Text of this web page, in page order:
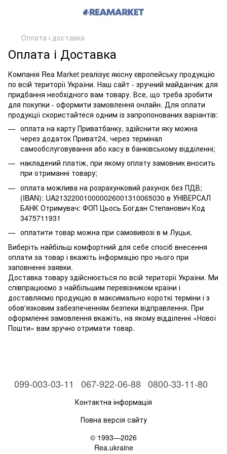
Оплата і доставка
Оплата і Доставка
Компанія Rea Market реалізує якісну європейську продукцію
по всій території України. Наш сайт - зручний майданчик для
придбання необхідного вам товару. Все, що треба зробити
для покупки - оформити замовлення онлайн. Для оплати
продукції скористайтеся одним із запропонованих варіантів:
оплата на карту Приватбанку, здійснити яку можна
через додаток Приват24, через термінал
самообслуговування або касу в банківському відділенні;
накладений платіж, при якому оплату замовник вносить
при отриманні товару;
оплата можлива на розрахунковий рахунок без ПДВ;
(IBAN): UA213220010000026001310065030 в УНІВЕРСАЛ
БАНК Отримувач: ФОП Цьось Богдан Степанович Код
3475711931
оплатити товар можна при самовивозі в м Луцьк.
Виберіть найбільш комфортний для себе спосіб внесення
оплати за товар і вкажіть інформацію про нього при
заповненні заявки.
Доставка товару здійснюється по всій території України. Ми
співпрацюємо з найбільшим перевізником країни і
доставляємо продукцію в максимально короткі терміни і з
обов'язковим забезпеченням безпеки відправлення. При
оформленні замовлення вкажіть, на якому відділенні «Нової
Пошти» вам зручно отримати товар.
099-003-03-11 067-922-06-88 0800-33-11-80
Контактна інформація
Повна версія сайту
© 1993—2026
Rea.ukraine